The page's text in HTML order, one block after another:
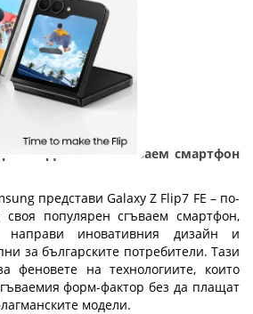
FE: Достъпен сгъваем смартфон
представи Galaxy Z Flip7 FE – по-
популярен сгъваем смартфон,
иновативния дизайн и
за българските потребители. Тази
феновете на технологиите, които
форм-фактор без да плащат
модели.